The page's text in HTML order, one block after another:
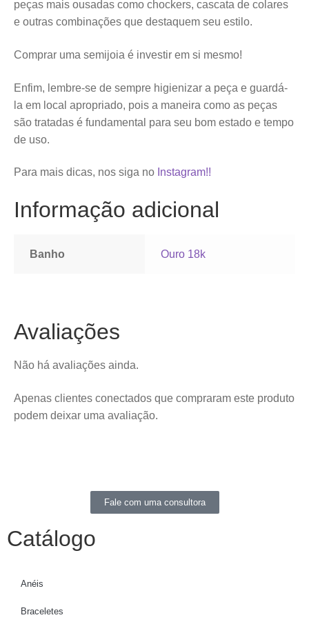
peças mais ousadas como chockers, cascata de colares
e outras combinações que destaquem seu estilo.
Comprar uma semijoia é investir em si mesmo!
Enfim, lembre-se de sempre higienizar a peça e guardá-
la em local apropriado, pois a maneira como as peças
são tratadas é fundamental para seu bom estado e tempo
de uso.
Para mais dicas, nos siga no Instagram!!
Informação adicional
Banho Ouro 18k
Avaliações
Não há avaliações ainda.
Apenas clientes conectados que compraram este produto
podem deixar uma avaliação.
Fale com uma consultora
Catálogo
Anéis
Braceletes